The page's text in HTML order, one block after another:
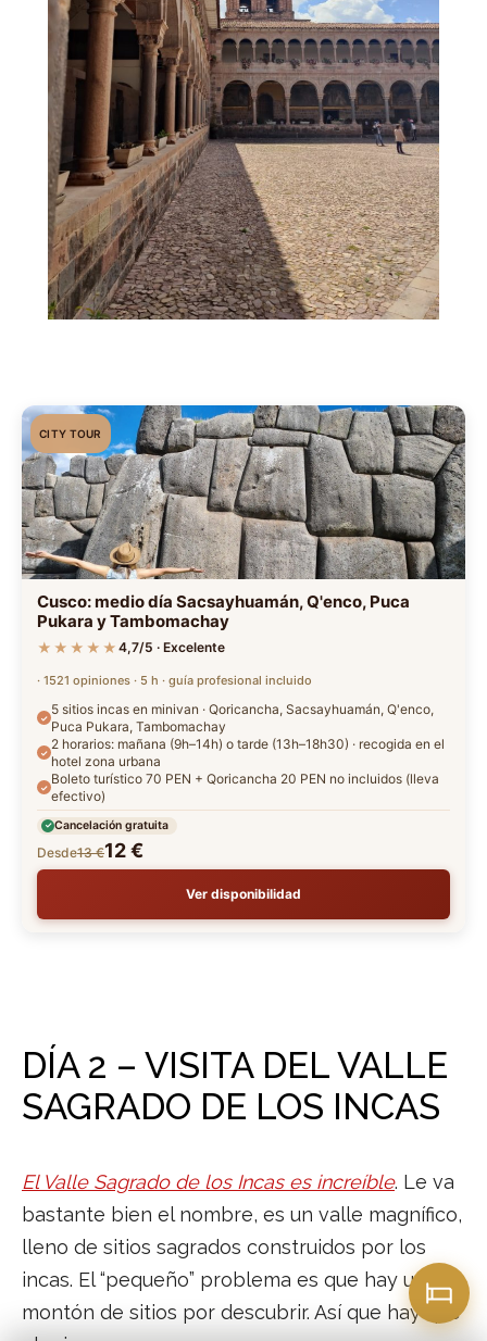
CITY TOUR
Cusco: medio día Sacsayhuamán, Q'enco, Puca
Pukara y Tambomachay
★★★★★ 4,7/5 · Excelente
· 1521 opiniones · 5 h · guía profesional incluido
5 sitios incas en minivan · Qoricancha, Sacsayhuamán, Q'enco,
Puca Pukara, Tambomachay
2 horarios: mañana (9h–14h) o tarde (13h–18h30) · recogida en el
hotel zona urbana
Boleto turístico 70 PEN + Qoricancha 20 PEN no incluidos (lleva
efectivo)
Cancelación gratuita
Desde13 €12 €
Ver disponibilidad
DÍA 2 – VISITA DEL VALLE
SAGRADO DE LOS INCAS
El Valle Sagrado de los Incas es increíble. Le va
bastante bien el nombre, es un valle magnífico,
lleno de sitios sagrados construidos por los
incas. El “pequeño” problema es que hay un
montón de sitios por descubrir. Así que hay que